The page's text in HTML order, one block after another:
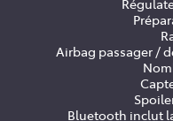
Airbag passager /
Bluetooth inclut